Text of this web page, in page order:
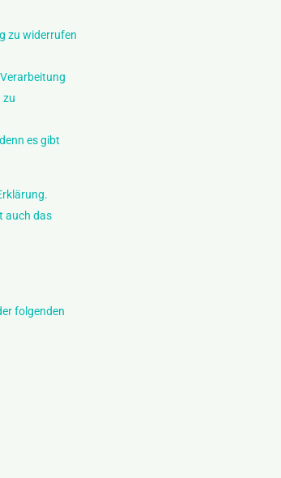
zu widerrufen
zu
es gibt
auch das
folgenden